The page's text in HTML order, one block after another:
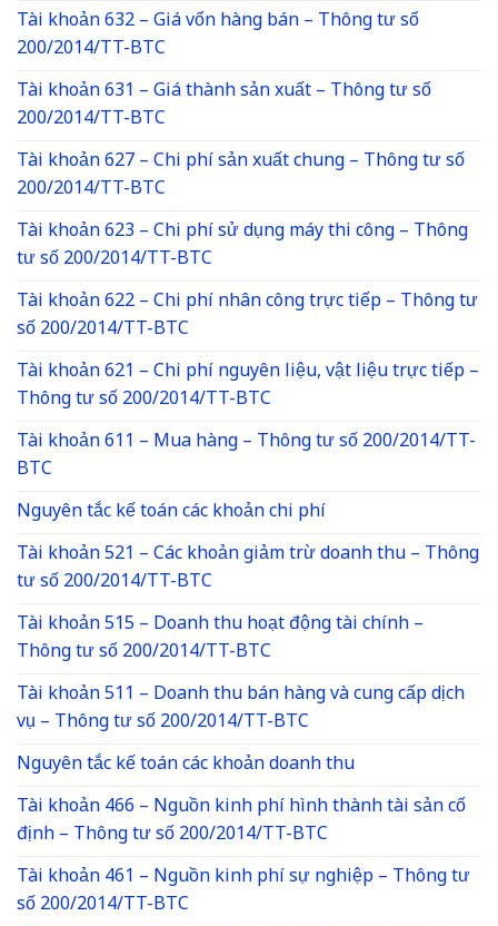
Tài khoản 632 – Giá vốn hàng bán – Thông tư số
200/2014/TT-BTC
Tài khoản 631 – Giá thành sản xuất – Thông tư số
200/2014/TT-BTC
Tài khoản 627 – Chi phí sản xuất chung – Thông tư số
200/2014/TT-BTC
Tài khoản 623 – Chi phí sử dụng máy thi công – Thông
tư số 200/2014/TT-BTC
Tài khoản 622 – Chi phí nhân công trực tiếp – Thông tư
số 200/2014/TT-BTC
Tài khoản 621 – Chi phí nguyên liệu, vật liệu trực tiếp –
Thông tư số 200/2014/TT-BTC
Tài khoản 611 – Mua hàng – Thông tư số 200/2014/TT-
BTC
Nguyên tắc kế toán các khoản chi phí
Tài khoản 521 – Các khoản giảm trừ doanh thu – Thông
tư số 200/2014/TT-BTC
Tài khoản 515 – Doanh thu hoạt động tài chính –
Thông tư số 200/2014/TT-BTC
Tài khoản 511 – Doanh thu bán hàng và cung cấp dịch
vụ – Thông tư số 200/2014/TT-BTC
Nguyên tắc kế toán các khoản doanh thu
Tài khoản 466 – Nguồn kinh phí hình thành tài sản cố
định – Thông tư số 200/2014/TT-BTC
Tài khoản 461 – Nguồn kinh phí sự nghiệp – Thông tư
số 200/2014/TT-BTC